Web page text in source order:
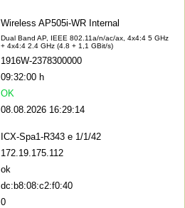
Wireless AP505i-WR Internal
Dual Band AP, IEEE 802.11a/n/ac/ax, 4x4:4 5 GHz
+ 4x4:4 2.4 GHz (4.8 + 1,1 GBit/s)
1916W-2378300000
09:32:00 h
OK
08.08.2026 16:29:14
ICX-Spa1-R343 e 1/1/42
172.19.175.112
ok
dc:b8:08:c2:f0:40
0